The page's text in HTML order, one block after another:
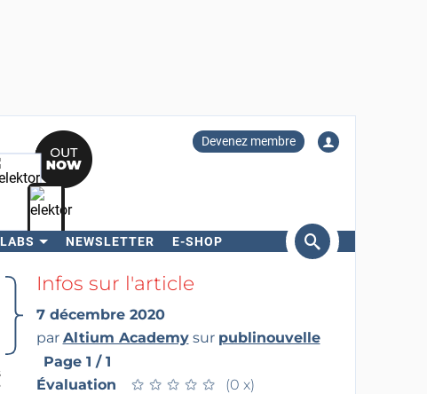
Devenez membre
LABS NEWSLETTER E-SHOP
RechercherInfos sur l'article
7 décembre 2020
par Altium Academysur publinouvelle
Page 1 / 1
Évaluation
★ ★ ★ ★ ★
★ ★ ★ ★ ★ (0 x)